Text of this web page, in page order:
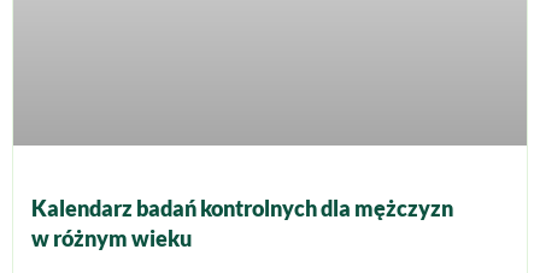
Kalendarz badań kontrolnych dla mężczyzn
w różnym wieku